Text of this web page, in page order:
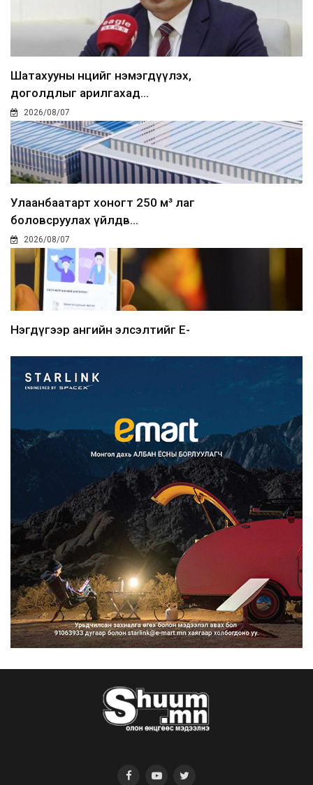
Шатахууны нөөцийг нэмэгдүүлэх,
доголдлыг арилгахад...
2026/08/07
Улаанбаатарт хоногт 250 м³ лаг
боловсруулах үйлдв...
2026/08/07
Нэгдүгээр ангийн элсэлтийг E-
Францад иргэд рүү зөвшөөрөлгүй
сурталчилгааны дууд...
2026/08/07
Нийтийн тээврийн Ч:19А чиглэлийн
замналд түр хугац...
2026/08/07
Автомашины улсын дугаар сондгой
тоогоор төгссөн бо...